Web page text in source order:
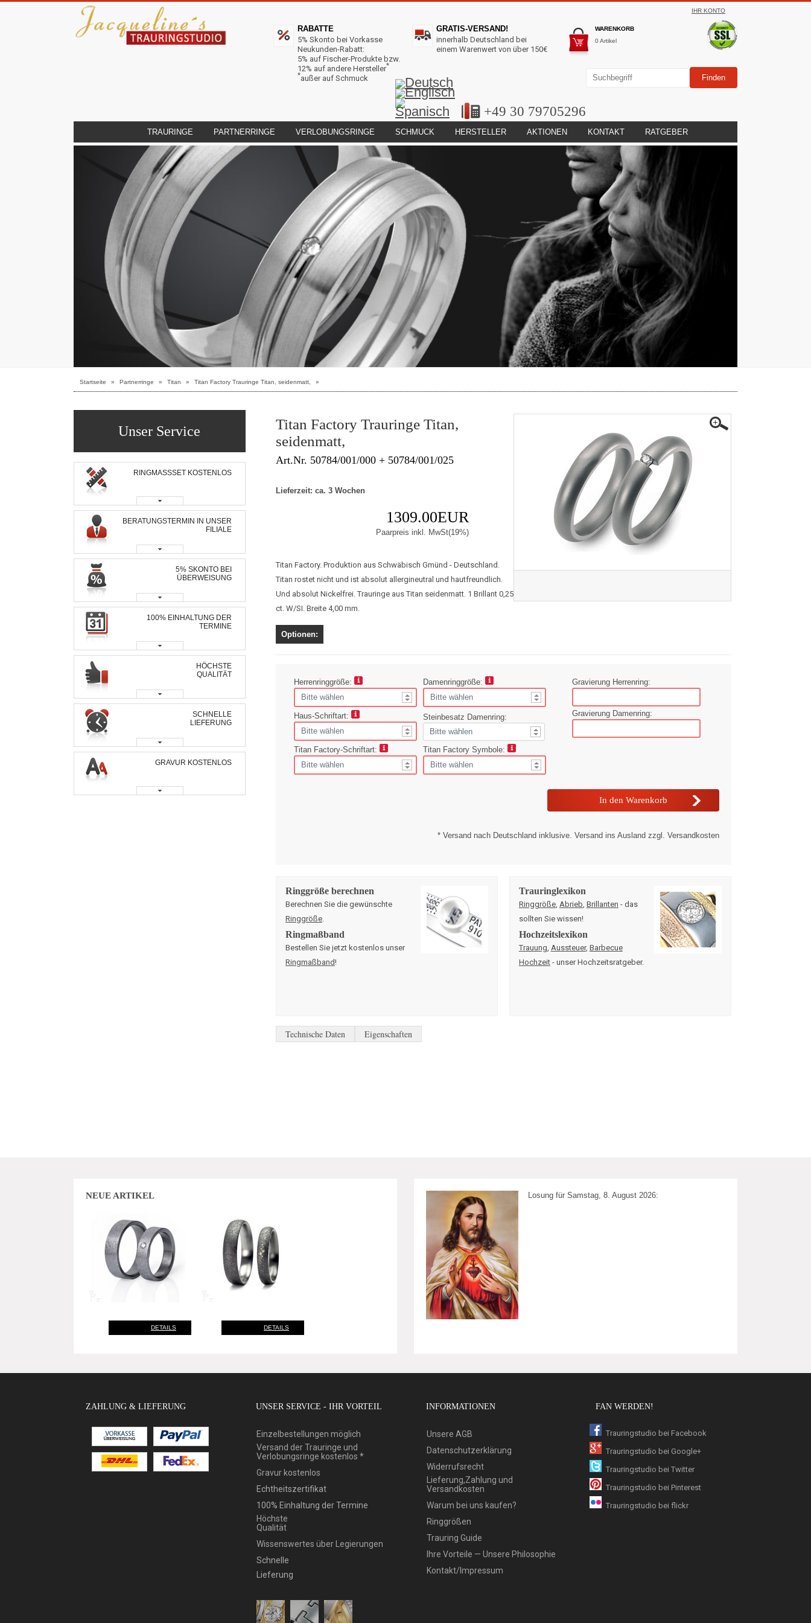
IHR KONTO
WARENKORB
0 Artikel
RABATTE
5% Skonto bei Vorkasse
Neukunden-Rabatt:
5% auf Fischer-Produkte bzw.
12% auf andere Hersteller*
*außer auf Schmuck
GRATIS-VERSAND!
innerhalb Deutschland bei
einem Warenwert von über 150€
+49 30 79705296
TRAURINGE PARTNERRINGE VERLOBUNGSRINGE SCHMUCK HERSTELLER AKTIONEN KONTAKT RATGEBER
Startseite » Partnerringe » Titan » Titan Factory Trauringe Titan, seidenmatt, »
Titan Factory Trauringe Titan,
seidenmatt,
Art.Nr. 50784/001/000 + 50784/001/025
Lieferzeit: ca. 3 Wochen
1309.00EUR
Paarpreis inkl. MwSt(19%)
Titan Factory. Produktion aus Schwäbisch Gmünd - Deutschland.
Titan rostet nicht und ist absolut allergineutral und hautfreundlich.
Und absolut Nickelfrei. Trauringe aus Titan seidenmatt. 1 Brillant 0,25
ct. W/SI. Breite 4,00 mm.
Optionen:
Herrenringgröße: Damenringgröße:
Haus-Schriftart: Steinbesatz Damenring:
Titan Factory-Schriftart: Titan Factory Symbole:
Gravierung Herrenring:
Gravierung Damenring:
* Versand nach Deutschland inklusive. Versand ins Ausland zzgl. Versandkosten
Ringgröße berechnen
Berechnen Sie die gewünschte
Ringgröße
Ringmaßband
Bestellen Sie jetzt kostenlos unser
Ringmaßband!
Trauringlexikon
Ringgröße, Abrieb Brillanten - das
sollten Sie wissen!
Hochzeitslexikon
Trauung Aussteuer, Barbecue
Hochzeit- unser Hochzeitsratgeber.
Technische Daten Eigenschaften
Unser Service
RINGMASSSET KOSTENLOS
BERATUNGSTERMIN IN UNSER
FILIALE
5% SKONTO BEI
ÜBERWEISUNG
100% EINHALTUNG DER
TERMINE
HÖCHSTE
QUALITÄT
SCHNELLE
LIEFERUNG
GRAVUR KOSTENLOS
NEUE ARTIKEL
DETAILS DETAILS
Losung für Samstag, 8. August 2026:
ZAHLUNG & LIEFERUNG UNSER SERVICE - IHR VORTEIL
Einzelbestellungen möglich
Versand der Trauringe und
Verlobungsringe kostenlos *
Gravur kostenlos
Echtheitszertifikat
100% Einhaltung der Termine
Höchste
Qualität
Wissenswertes über Legierungen
Schnelle
Lieferung
INFORMATIONEN
Unsere AGB
Datenschutzerklärung
Widerrufsrecht
Lieferung,Zahlung und
Versandkosten
Warum bei uns kaufen?
Ringgrößen
Trauring Guide
Ihre Vorteile — Unsere Philosophie
Kontakt/Impressum
FAN WERDEN!
Trauringstudio bei Facebook
Trauringstudio bei Google+
Trauringstudio bei Twitter
Trauringstudio bei Pinterest
Trauringstudio bei flickr